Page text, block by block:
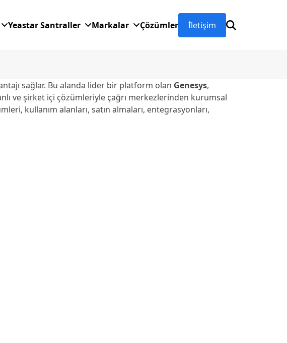
Yeastar Santraller Markalar Çözümler İletişim
sağlar. Bu alanda lider bir platform olan Genesys,
ve şirket içi çözümleriyle çağrı merkezlerinden kurumsal
kullanım alanları, satın almaları, entegrasyonları,